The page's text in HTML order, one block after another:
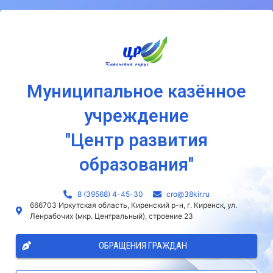
Муниципальное казённое
учреждение
"Центр развития
образования"
8 (39568) 4-45-30
сro@38kir.ru
666703 Иркутская область, Киренский р-н, г. Киренск, ул.
Ленрабочих (мкр. Центральный), строение 23
ОБРАЩЕНИЯ ГРАЖДАН